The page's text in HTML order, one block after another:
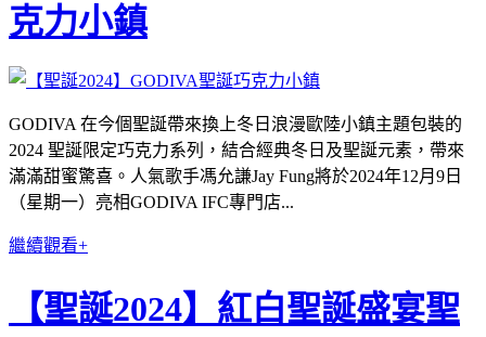
克力小鎮
GODIVA 在今個聖誕帶來換上冬日浪漫歐陸小鎮主題包裝的
2024 聖誕限定巧克力系列，結合經典冬日及聖誕元素，帶來
滿滿甜蜜驚喜。人氣歌手馮允謙Jay Fung將於2024年12月9日
（星期一）亮相GODIVA IFC專門店...
繼續觀看+
【聖誕2024】紅⽩聖誕盛宴聖